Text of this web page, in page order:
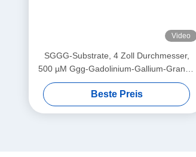
Video
SGGG-Substrate, 4 Zoll Durchmesser,
500 µM Ggg-Gadolinium-Gallium-Granat-
Substrate
Beste Preis